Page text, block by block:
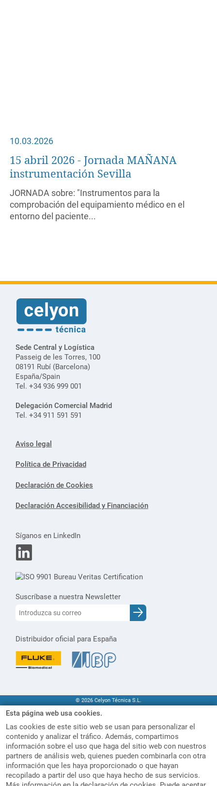
10.03.2026
15 abril 2026 - Jornada MAÑANA
instrumentación Sevilla
JORNADA sobre: "Instrumentos para la
comprobación del equipamiento médico en el
entorno del paciente...
Sede Central y Logística
Passeig de les Torres, 100
08191 Rubí (Barcelona)
España/Spain
Tel. +34 936 999 001
Delegación Comercial Madrid
Tel. +34 911 591 591
Aviso legal
Política de Privacidad
Declaración de Cookies
Declaración Accesibilidad y Financiación
Síganos en LinkedIn
Suscríbase a nuestra Newsletter
Distribuidor oficial para España
© 2026 Celyon Técnica S.L.
Esta página web usa cookies.
Las cookies de este sitio web se usan para personalizar el
contenido y analizar el tráfico. Además, compartimos
información sobre el uso que haga del sitio web con nuestros
partners de análisis web, quienes pueden combinarla con otra
información que les haya proporcionado o que hayan
recopilado a partir del uso que haya hecho de sus servicios.